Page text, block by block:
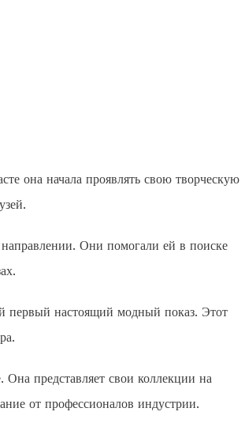
она начала проявлять свою творческую
Они помогали ей в поиске
первый настоящий модный показ. Этот
Она представляет свои коллекции на
от профессионалов индустрии.